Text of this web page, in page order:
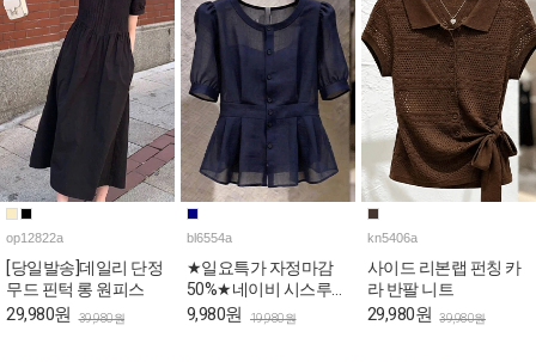
op12822a
[당일발송]데일리 단정
무드 핀턱 롱 원피스
29,980원 39,980원
bl6554a
★일요특가 자정마감
50%★네이비 시스루
퍼프 페플럼 블라우스
9,980원 19,980원
kn5406a
사이드 리본랩 펀칭 카
라 반팔 니트
29,980원 39,980원